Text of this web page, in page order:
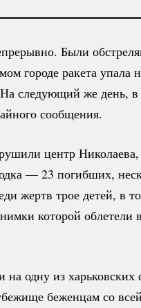
Были
городе ракета упала
следующий же день, в
сообщения.
центр
— 23 погибших,
жертв трое детей, в
которой облетели
одну из харьковских
беженцам со всей